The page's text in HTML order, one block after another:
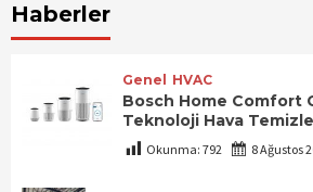
Haberler
Genel HVAC
Bosch Home Comfort
Teknoloji Hava
Okunma: 792 8 Ağustos